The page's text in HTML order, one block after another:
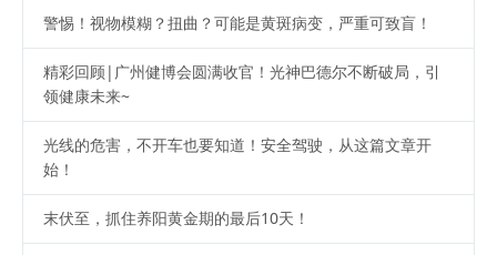
警惕！视物模糊？扭曲？可能是黄斑病变，严重可致盲！
精彩回顾|广州健博会圆满收官！光神巴德尔不断破局，引
领健康未来~
光线的危害，不开车也要知道！安全驾驶，从这篇文章开
始！
末伏至，抓住养阳黄金期的最后10天！